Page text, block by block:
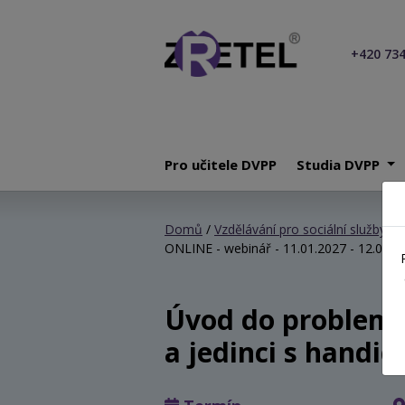
+420
Pro učitele DVPP Studia DVPP
Domů / Vzdělávání pro sociální služby/
ONLINE - webinář - 11.01.2027 -
Úvod do
a jedinci s